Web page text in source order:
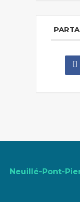
Neuillé-Pont-